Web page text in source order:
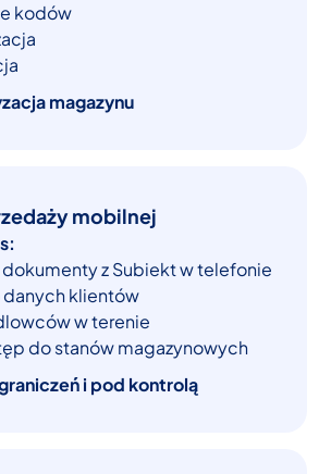
kodów
magazynu
mobilnej
dokumenty z Subiekt w telefonie
klientów
w terenie
do stanów magazynowych
i pod kontrolą